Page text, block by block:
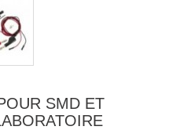
SMD ET